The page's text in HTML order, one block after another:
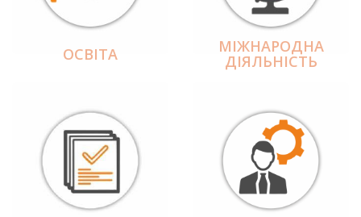
ОСВІТА МІЖНАРОДНА
ДІЯЛЬНІCТЬ